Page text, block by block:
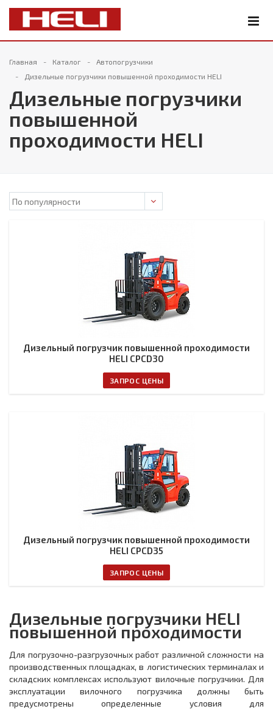
Главная Каталог
Автопогрузчики
Дизельные погрузчики повышенной проходимости HELI
Дизельные погрузчики
повышенной
проходимости HELI
Дизельный погрузчик повышенной проходимости
HELI CPCD30
ЗАПРОС ЦЕНЫ
Дизельный погрузчик повышенной проходимости
HELI CPCD35
ЗАПРОС ЦЕНЫ
Дизельные погрузчики HELI
повышенной проходимости
Для погрузочно-разгрузочных работ различной сложности на
производственных площадках, в логистических терминалах и
складских комплексах используют вилочные погрузчики. Для
эксплуатации вилочного погрузчика должны быть
предусмотрены определенные условия для